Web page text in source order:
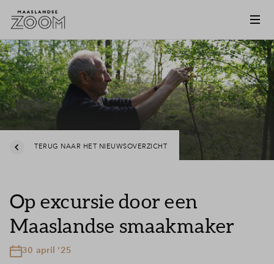
TERUG NAAR HET NIEUWSOVERZICHT
Op excursie door een
Maaslandse smaakmaker
30 april '25